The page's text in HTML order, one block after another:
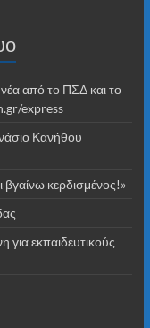
νέα από το ΠΣΔ και το
express
Κανήθου
βγαίνω κερδισμένος!»
για εκπαιδευτικούς